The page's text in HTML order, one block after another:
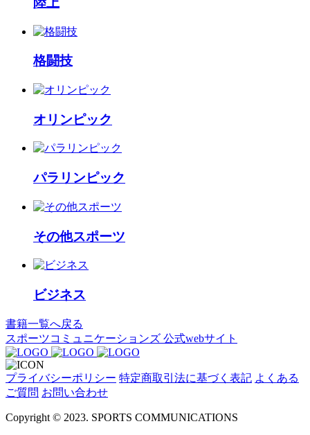
格闘技
オリンピック
パラリンピック
その他スポーツ
ビジネス
書籍一覧へ戻る
スポーツコミュニケーションズ 公式webサイト
プライバシーポリシー 特定商取引法に基づく表記 よくある
ご質問 お問い合わせ
Copyright © 2023. SPORTS COMMUNICATIONS